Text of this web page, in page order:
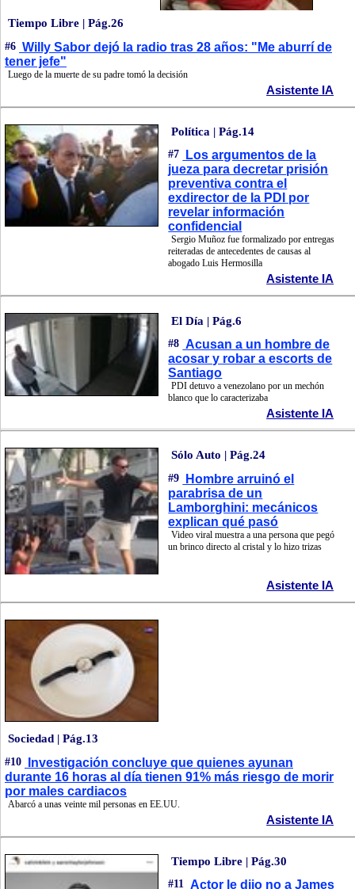
Tiempo Libre | Pág.26
#6 Willy Sabor dejó la radio tras 28 años: "Me aburrí de
tener jefe"
Luego de la muerte de su padre tomó la decisión
Asistente IA
Política | Pág.14
#7
Los argumentos de la
jueza para decretar prisión
preventiva contra el
exdirector de la PDI por
revelar información
confidencial
Sergio Muñoz fue formalizado por entregas
reiteradas de antecedentes de causas al
abogado Luis Hermosilla
Asistente IA
El Día | Pág.6
#8 Acusan a un hombre de
acosar y robar a escorts de
Santiago
PDI detuvo a venezolano por un mechón
blanco que lo caracterizaba
Asistente IA
Sólo Auto | Pág.24
#9
Hombre arruinó el
parabrisa de un
Lamborghini: mecánicos
explican qué pasó
Video viral muestra a una persona que pegó
un brinco directo al cristal y lo hizo trizas
Asistente IA
Sociedad | Pág.13
#10
Investigación concluye que quienes ayunan
durante 16 horas al día tienen 91% más riesgo de morir
por males cardiacos
Abarcó a unas veinte mil personas en EE.UU.
Asistente IA
Tiempo Libre | Pág.30
#11 Actor le dijo no a James